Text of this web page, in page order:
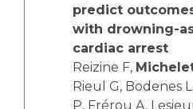
predict
with drowning-
cardiac arrest
Reizine F,
Rieul G, Bodenes
P, Frérou A,